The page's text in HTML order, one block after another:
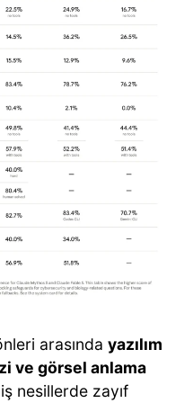
arasında yazılım
ve görsel anlama
nesillerde zayıf